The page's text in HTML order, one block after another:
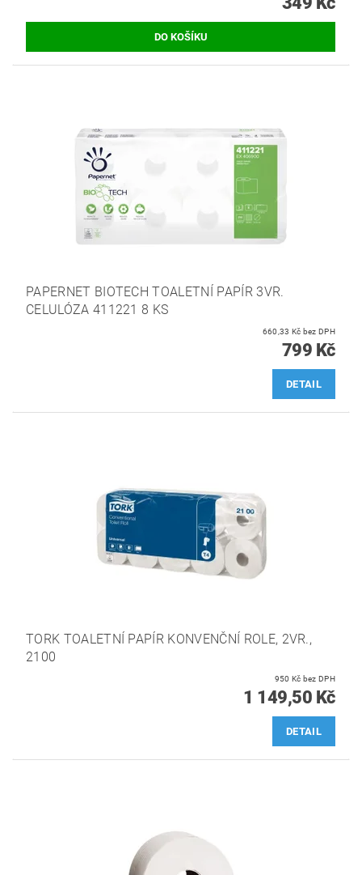
PAPERNET BIOTECH TOALETNÍ PAPÍR 3VR.
CELULÓZA 411221 8 KS
660,33 Kč bez DPH
799 Kč
DETAIL
TORK TOALETNÍ PAPÍR KONVENČNÍ ROLE, 2VR.,
2100
950 Kč bez DPH
1 149,50 Kč
DETAIL